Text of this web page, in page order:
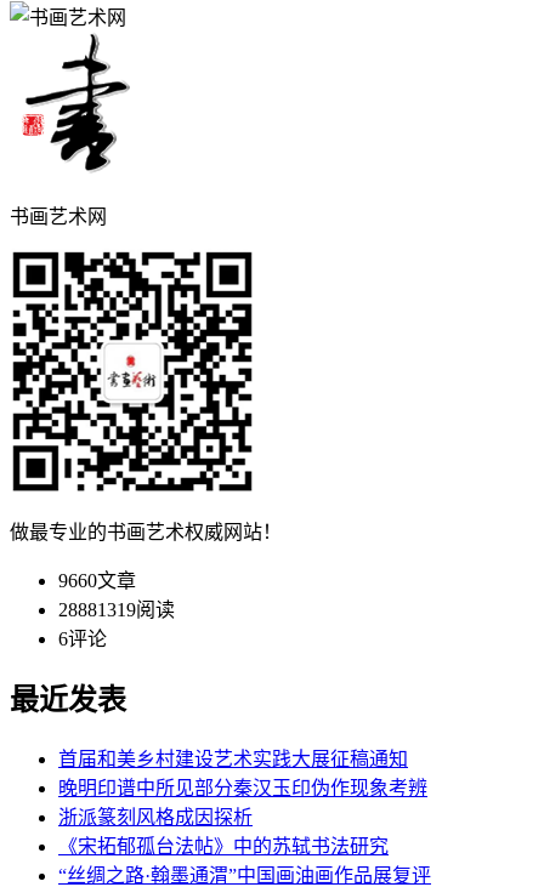
书画艺术网
做最专业的书画艺术权威网站！
9660文章
28881319阅读
6评论
最近发表
首届和美乡村建设艺术实践大展征稿通知
晚明印谱中所见部分秦汉玉印伪作现象考辨
浙派篆刻风格成因探析
《宋拓郁孤台法帖》中的苏轼书法研究
“丝绸之路·翰墨通渭”中国画油画作品展复评